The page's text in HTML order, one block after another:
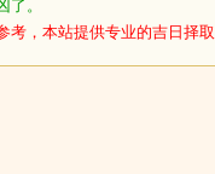
了。
考，本站提供专业的吉日择取